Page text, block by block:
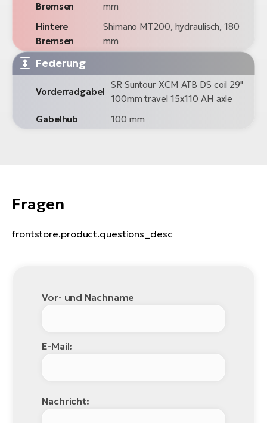
Bremsen
mm
Hintere
Bremsen
Shimano MT200, hydraulisch, 180
mm
Federung
Vorderradgabel
SR Suntour XCM ATB DS coil 29"
100mm travel 15x110 AH axle
Gabelhub
100 mm
Fragen
frontstore.product.questions_desc
Vor- und Nachname
E-Mail:
Nachricht: